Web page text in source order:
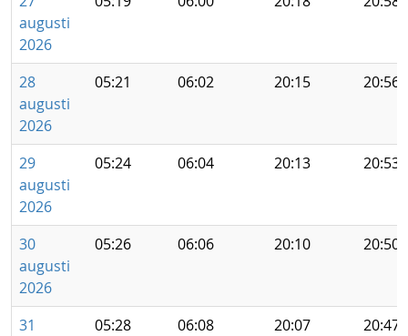
augusti
2026
28
augusti
2026
05:21 06:02 20:15 20:56
29
augusti
2026
05:24 06:04 20:13 20:53
30
augusti
2026
05:26 06:06 20:10 20:50
31
05:28 06:08 20:07 20:47